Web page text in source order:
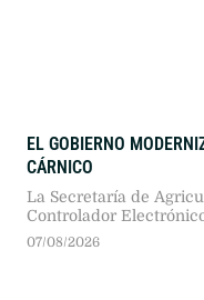
EL GOBIERNO
CÁRNICO
La Secretaría de
Controlador
2026. Tras una prueba
07/08/2026